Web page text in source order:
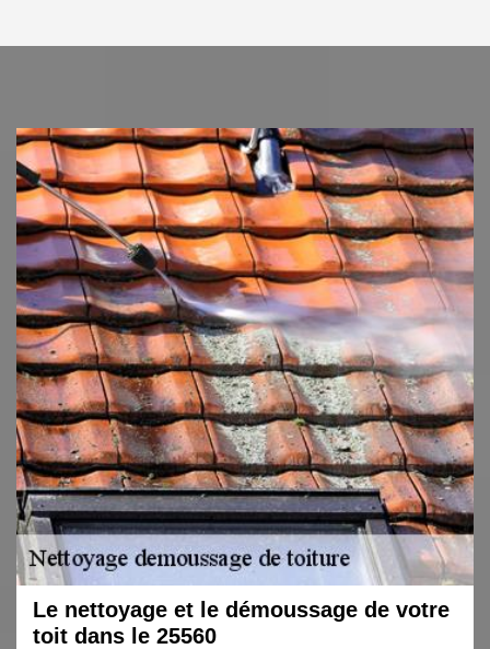
Le nettoyage et le démoussage de votre
toit dans le 25560